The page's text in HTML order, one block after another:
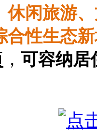
休闲旅游
合性生态
， 可容纳居